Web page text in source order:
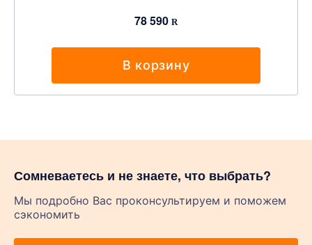
78 590 R
В корзину
Сомневаетесь и не знаете, что выбрать?
Мы подробно Вас проконсультируем и поможем
сэкономить